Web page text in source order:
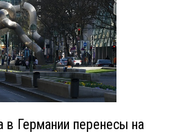
Германии перенесы на